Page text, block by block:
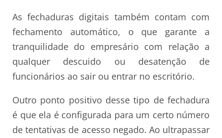
As fechaduras digitais também contam com
fechamento automático, o que garante a
tranquilidade do empresário com relação a
qualquer descuido ou desatenção de
funcionários ao sair ou entrar no escritório.
Outro ponto positivo desse tipo de fechadura
é que ela é configurada para um certo número
de tentativas de acesso negado. Ao ultrapassar